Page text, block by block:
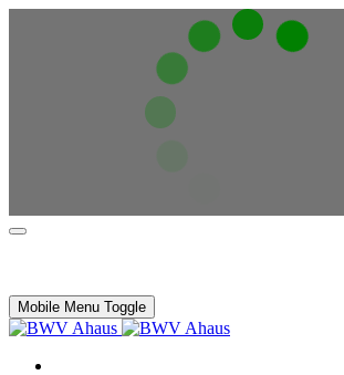
Mobile Menu Toggle